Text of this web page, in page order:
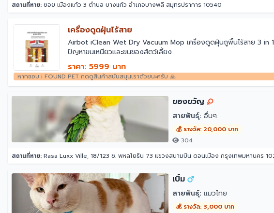
สถานที่หาย: ซอย เมืองแก้ว 3 ตำบล บางแก้ว อำเภอบางพลี สมุทรปราการ 10540
เครื่องดูดฝุ่นไร้สาย
￼Airbot iClean Wet Dry Vacuum Mop เครื่องดูดฝุ่นถูพื้นไร้สาย 3 in
ปัญหาขนเหนียวและขนของสัตว์เลี้ยง
ราคา: 5999 บาท
หากชอบ i FOUND PET กดดูสินค้าสนับสนุนเราด้วยนะครับ 🙏
ของขวัญ
สายพันธุ์: อื่นๆ
💰 รางวัล: 20,000 บาท
304
สถานที่หาย: Rasa Luxx Ville, 18/123 ซ. พหลโยธิน 73 แขวงสนามบิน ดอนเมือง กรุงเทพมหานคร
เบิ้ม
สายพันธุ์: แมวไทย
💰 รางวัล: 3,000 บาท